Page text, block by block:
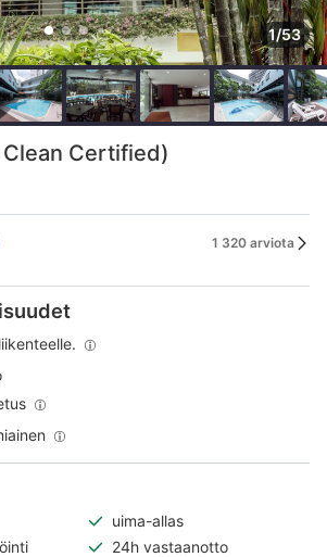
1/53
Clean Certified)
1 320 arviota
uima-allas
24h vastaanotto